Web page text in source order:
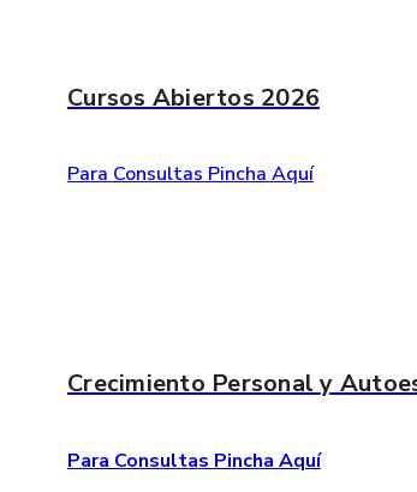
Cursos Abiertos 2026
Para Consultas Pincha Aquí
Crecimiento Personaly
Para Consultas Pincha Aquí